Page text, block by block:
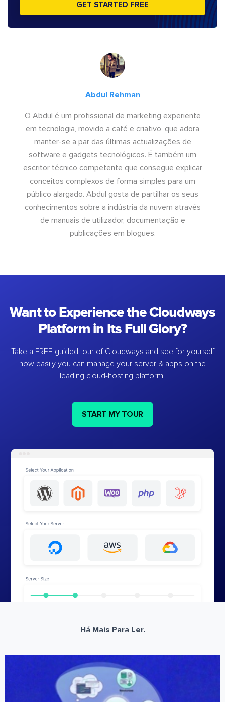
GET STARTED FREE
Abdul Rehman
O Abdul é um profissional de marketing experiente
em tecnologia, movido a café e criativo, que adora
manter-se a par das últimas actualizações de
software e gadgets tecnológicos. É também um
escritor técnico competente que consegue explicar
conceitos complexos de forma simples para um
público alargado. Abdul gosta de partilhar os seus
conhecimentos sobre a indústria da nuvem através
de manuais de utilizador, documentação e
publicações em blogues.
Want to Experience the Cloudways
Platform in Its Full Glory?
Take a FREE guided tour of Cloudways and see for yourself
how easily you can manage your server & apps on the
leading cloud-hosting platform.
START MY TOUR
Há Mais Para Ler.